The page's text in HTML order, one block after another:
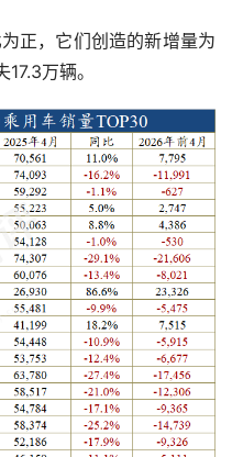
正，它们创造的新增量为
万辆。